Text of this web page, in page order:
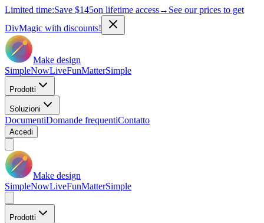
Limited time:Save $145on lifetime access→ See our prices to get
DivMagic with discounts!
Make design
SimpleNowLiveFunMatterSimple
Prodotti
Soluzioni
DocumentiDomande frequentiContatto
Accedi
Make design
SimpleNowLiveFunMatterSimple
Prodotti